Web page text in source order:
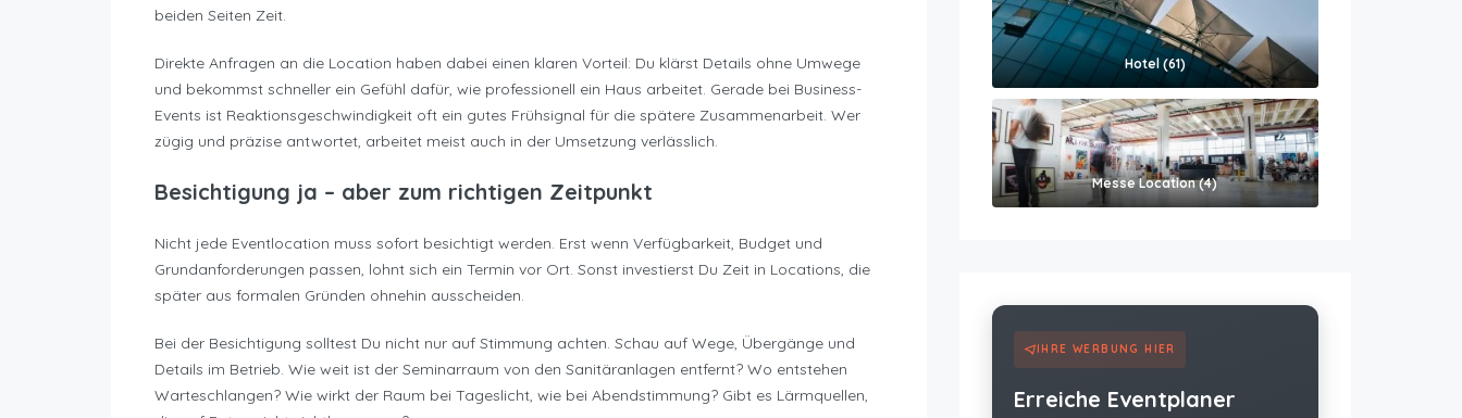
beiden Seiten Zeit.
Direkte Anfragen an die Location haben dabei einen klaren Vorteil: Du klärst Details ohne Umwege
und bekommst schneller ein Gefühl dafür, wie professionell ein Haus arbeitet. Gerade bei Business-
Events ist Reaktionsgeschwindigkeit oft ein gutes Frühsignal für die spätere Zusammenarbeit. Wer
zügig und präzise antwortet, arbeitet meist auch in der Umsetzung verlässlich.
Besichtigung ja – aber zum richtigen Zeitpunkt
Nicht jede Eventlocation muss sofort besichtigt werden. Erst wenn Verfügbarkeit, Budget und
Grundanforderungen passen, lohnt sich ein Termin vor Ort. Sonst investierst Du Zeit in Locations, die
später aus formalen Gründen ohnehin ausscheiden.
Bei der Besichtigung solltest Du nicht nur auf Stimmung achten. Schau auf Wege, Übergänge und
Details im Betrieb. Wie weit ist der Seminarraum von den Sanitäranlagen entfernt? Wo entstehen
Warteschlangen? Wie wirkt der Raum bei Tageslicht, wie bei Abendstimmung? Gibt es Lärmquellen,
Hotel (61)
Messe Location (4)
IHRE WERBUNG HIER
Erreiche Eventplaner